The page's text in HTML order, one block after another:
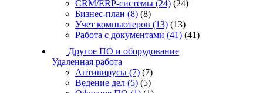
CRM/ERP-системы (24) (24)
Бизнес-план (8) (8)
Учет компьютеров (13) (13)
Работа с документами (41) (41)
Другое ПО и оборудование
Удаленная работа
Антивирусы (7) (7)
Ведение дел (5) (5)